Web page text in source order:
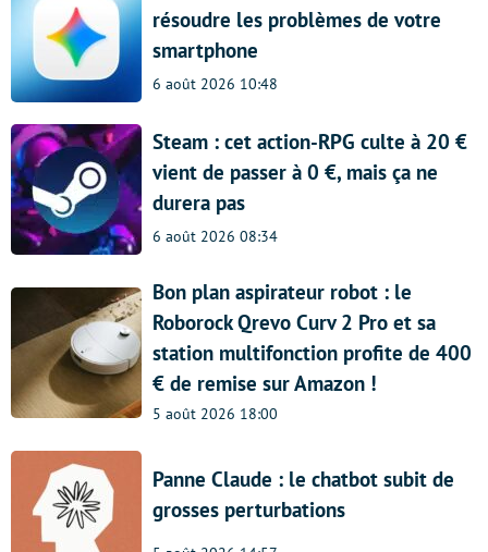
résoudre les problèmes de votre
smartphone
6 août 2026 10:48
Steam : cet action-RPG culte à 20 €
vient de passer à 0 €, mais ça ne
durera pas
6 août 2026 08:34
Bon plan aspirateur robot : le
Roborock Qrevo Curv 2 Pro et sa
station multifonction profite de 400
€ de remise sur Amazon !
5 août 2026 18:00
Panne Claude : le chatbot subit de
grosses perturbations